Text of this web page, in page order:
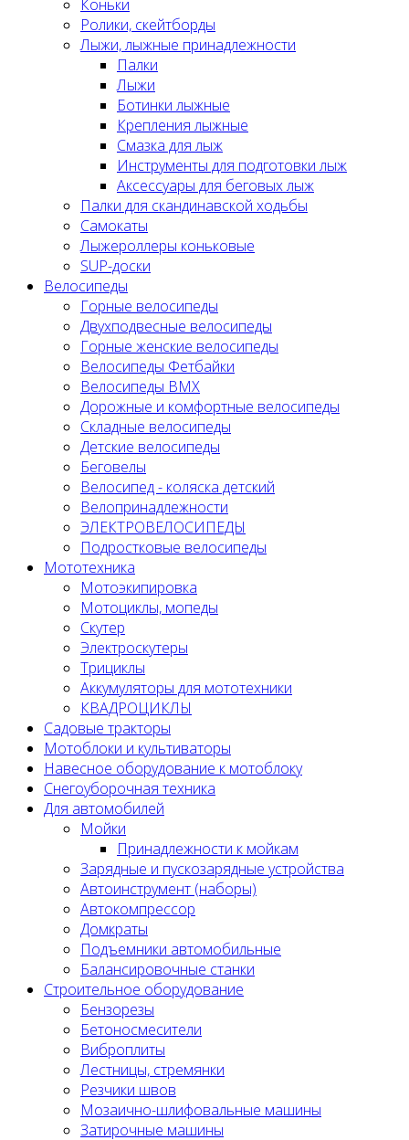
Коньки
Ролики, скейтборды
Лыжи, лыжные принадлежности
Палки
Лыжи
Ботинки лыжные
Крепления лыжные
Смазка для лыж
Инструменты для подготовки лыж
Аксессуары для беговых лыж
Палки для скандинавской ходьбы
Самокаты
Лыжероллеры коньковые
SUP-доски
Велосипеды
Горные велосипеды
Двухподвесные велосипеды
Горные женские велосипеды
Велосипеды Фетбайки
Велосипеды BMX
Дорожные и комфортные велосипеды
Складные велосипеды
Детские велосипеды
Беговелы
Велосипед - коляска детский
Велопринадлежности
ЭЛЕКТРОВЕЛОСИПЕДЫ
Подростковые велосипеды
Мототехника
Мотоэкипировка
Мотоциклы, мопеды
Скутер
Электроскутеры
Трициклы
Аккумуляторы для мототехники
КВАДРОЦИКЛЫ
Садовые тракторы
Мотоблоки и культиваторы
Навесное оборудование к мотоблоку
Снегоуборочная техника
Для автомобилей
Мойки
Принадлежности к мойкам
Зарядные и пускозарядные устройства
Автоинструмент (наборы)
Автокомпрессор
Домкраты
Подъемники автомобильные
Балансировочные станки
Строительное оборудование
Бензорезы
Бетоносмесители
Виброплиты
Лестницы, стремянки
Резчики швов
Мозаично-шлифовальные машины
Затирочные машины